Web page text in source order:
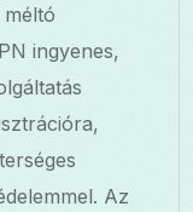
méltó
ingyenes,
Az